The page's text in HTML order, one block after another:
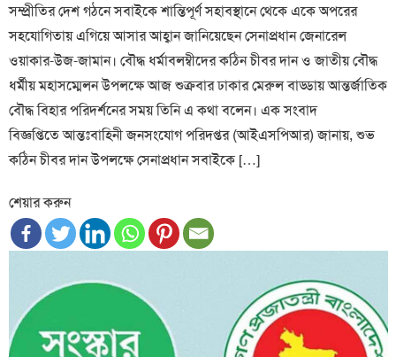
সম্প্রীতির দেশ গঠনে সবাইকে শান্তিপূর্ণ সহাবস্থানে থেকে একে অপরের
সহযোগিতায় এগিয়ে আসার আহ্বান জানিয়েছেন সেনাপ্রধান জেনারেল
ওয়াকার-উজ-জামান। বৌদ্ধ ধর্মাবলম্বীদের কঠিন চীবর দান ও জাতীয় বৌদ্ধ
ধর্মীয় মহাসম্মেলন উপলক্ষে আজ শুক্রবার ঢাকার মেরুল বাড্ডায় আন্তর্জাতিক
বৌদ্ধ বিহার পরিদর্শনের সময় তিনি এ কথা বলেন। এক সংবাদ
বিজ্ঞপ্তিতে আন্তঃবাহিনী জনসংযোগ পরিদপ্তর (আইএসপিআর) জানায়, শুভ
কঠিন চীবর দান উপলক্ষে সেনাপ্রধান সবাইকে […]
শেয়ার করুন